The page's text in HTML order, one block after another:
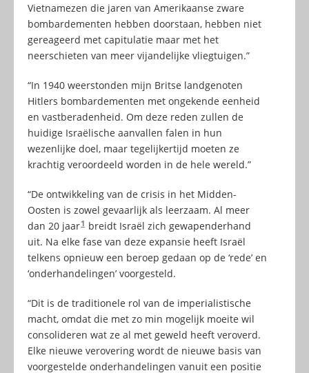
Vietnamezen die jaren van Amerikaanse zware
bombardementen hebben doorstaan, hebben niet
gereageerd met capitulatie maar met het
neerschieten van meer vijandelijke vliegtuigen.”
“In 1940 weerstonden mijn Britse landgenoten
Hitlers bombardementen met ongekende eenheid
en vastberadenheid. Om deze reden zullen de
huidige Israëlische aanvallen falen in hun
wezenlijke doel, maar tegelijkertijd moeten ze
krachtig veroordeeld worden in de hele wereld.”
“De ontwikkeling van de crisis in het Midden-
Oosten is zowel gevaarlijk als leerzaam. Al meer
dan 20 jaar1 breidt Israël zich gewapenderhand
uit. Na elke fase van deze expansie heeft Israël
telkens opnieuw een beroep gedaan op de ‘rede’ en
‘onderhandelingen’ voorgesteld.
“Dit is de traditionele rol van de imperialistische
macht, omdat die met zo min mogelijk moeite wil
consolideren wat ze al met geweld heeft veroverd.
Elke nieuwe verovering wordt de nieuwe basis van
voorgestelde onderhandelingen vanuit een positie